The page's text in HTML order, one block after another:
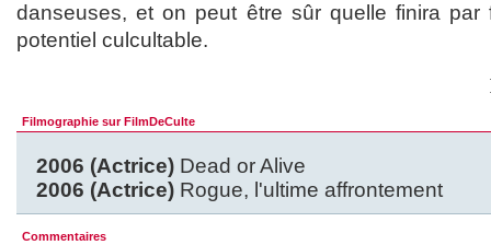
danseuses, et on peut être sûr quelle finira par
potentiel culcultable.
Filmographie sur FilmDeCulte
2006 (Actrice) Dead or Alive
2006 (Actrice) Rogue, l'ultime affrontement
Commentaires